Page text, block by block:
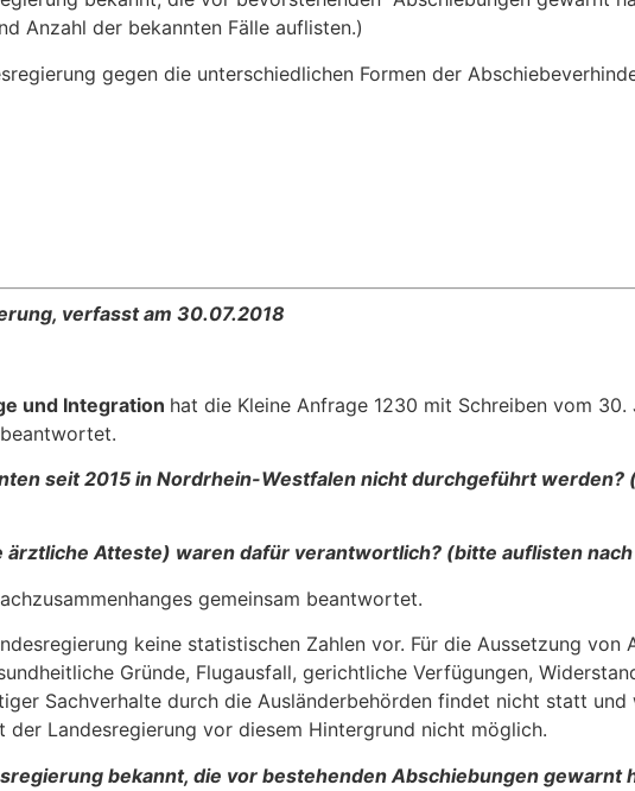
Anzahl der bekannten Fälle auflisten.)
gegen die unterschiedlichen Formen der
verfasst am 30.07.2018
und Integration hat die Kleine Anfrage 1230 mit Schreiben vom
seit 2015 in Nordrhein-Westfalen nicht durchgeführt
Atteste) waren dafür verantwort­lich? (bitte auflisten
gemeinsam beantwortet.
keine statistischen Zahlen vor. Für die Aussetzung von
Gründe, Flugausfall, gerichtliche Verfügungen,
Sachver­halte durch die Ausländerbehörden findet nicht statt
Landesregierung vor die­sem Hintergrund nicht möglich.
bekannt, die vor bestehenden Abschiebungen gewarnt